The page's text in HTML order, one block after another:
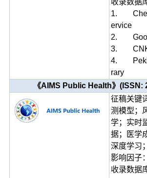
1.
ervice
2.
3.
4.
rary
《AIMS Public Health》(ISSN:
征稿关键
测模型；
学；实时
据；医学
深度学习
影响因子
收录数据